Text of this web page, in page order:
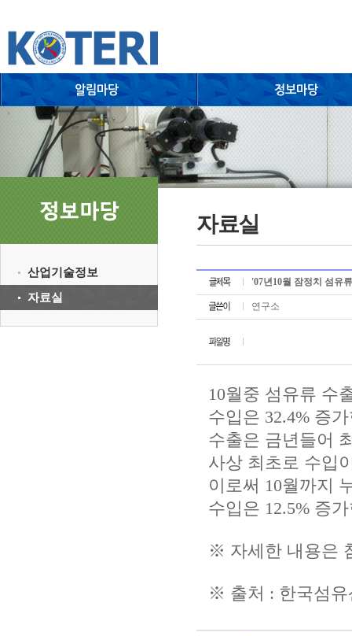
산업기술정보
자료실
자료실
'07년10월 잠정치 섬유
연구소
10월중 섬유류 수
수입은 32.4% 증
수출은 금년들어
사상 최초로 수입
이로써 10월까지
수입은 12.5% 증
※ 자세한 내용은
※ 출처 : 한국섬유